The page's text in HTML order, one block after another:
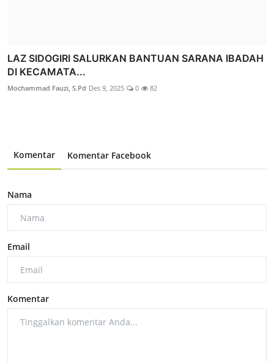
LAZ SIDOGIRI SALURKAN BANTUAN SARANA IBADAH
DI KECAMATA...
Mochammad Fauzi, S.Pd Des 9, 2025 0 82
Komentar Komentar Facebook
Nama
Email
Komentar